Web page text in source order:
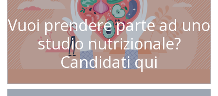
Vuoi prendere parte ad uno
studio nutrizionale?
Candidati qui